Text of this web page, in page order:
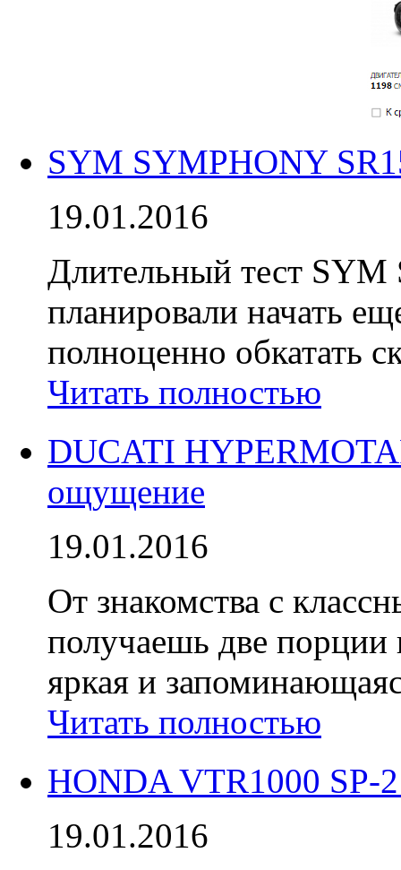
SYM SYMPHONY
19.01.2016
Длительный тест
планировали начать
полноценно обкатать
Читать полностью
DUCATI
ощущение
19.01.2016
От знакомства с
получаешь две порции
яркая и
Читать полностью
HONDA VTR1000 SP-
19.01.2016